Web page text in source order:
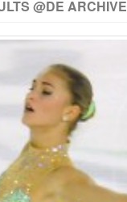
@DE ARCHIVE